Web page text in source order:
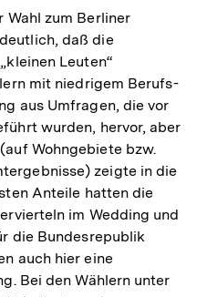
Wahl zum Berliner
daß die
Leuten“
mit niedrigem Berufs-
aus Umfragen, die vor
wurden, hervor, aber
Wohngebiete bzw.
zeigte in die
Anteile hatten die
im Wedding und
die Bundesrepublik
auch hier eine
Bei den Wählern unter